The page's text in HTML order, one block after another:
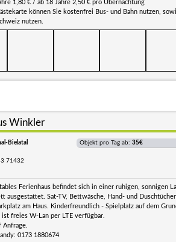
1,80 € / ab 18 Jahre 2,50 € pro Übernachtung
können Sie kostenfrei Bus- und Bahn nutzen,
nutzen.
Winkler
Bielatal
71432
Objekt pro Tag ab: 35€
Ferienhaus befindet sich in einer ruhigen, sonnigen
ausgestattet. Sat-TV, Bettwäsche, Hand- und Duschtücher
am Haus. Kinderfreundlich - Spielplatz auf dem
ist freies W-Lan per LTE verfügbar.
0173 1880674